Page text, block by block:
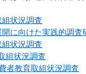
状況調査
に向けた実践的調査
状況調査
組状況調査
者教育取組状況調査